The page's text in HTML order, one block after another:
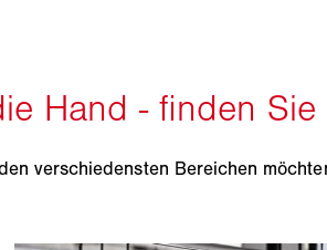
verschiedensten Bereichen